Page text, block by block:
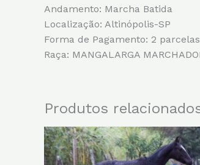
Andamento: Marcha Batida
Localização: Altinópolis-SP
Forma de Pagamento: 2
Raça: MANGALARGA
Produtos